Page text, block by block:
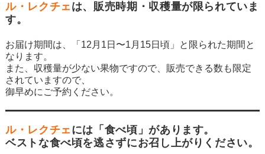
ル・レクチェは、販売時期・収穫量が限られていま
す。
お届け期間は、「12月1日〜1月15日頃」と限られた期間と
なります。
また、収穫量が少ない果物ですので、販売できる数も限定
されていますので、
御早めにご予約ください。
ル・レクチェには「食べ頃」があります。
ベストな食べ頃を逃さずにお召し上がりください。